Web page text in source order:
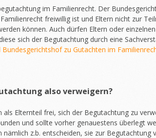
im Familienrecht. Der
freiwillig ist und Eltern nicht zur
können. Auch dürfen Eltern oder
sich der Begutachtung durch eine
Bundesgerichtshof zu Gutachten im
also verweigern?
als Elternteil frei, sich der Begutachtung zu
und sollte vorher genauestens überlegt
nämlich z.b. entscheiden, sie zur Begutachtung